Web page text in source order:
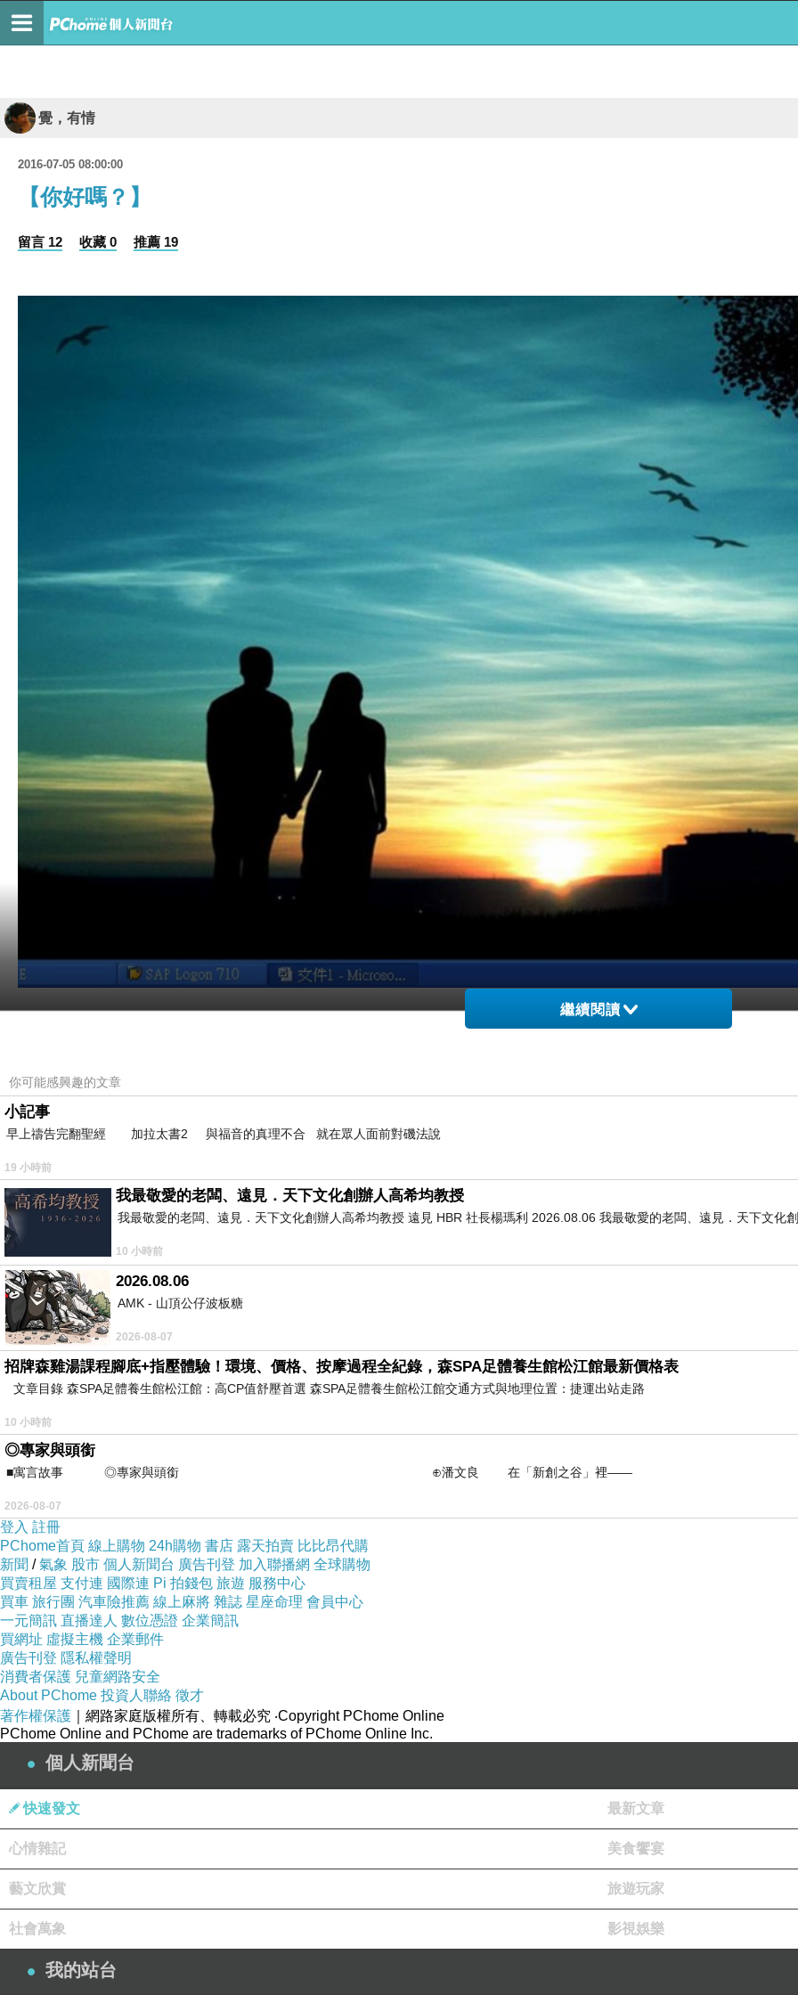
覺，有情
2016-07-05 08:00:00
【你好嗎？】
留言 12 收藏 0 推薦 19
你好嗎？
這是對過去的你的問候
你當然一言難盡，就像我難盡的一言
你好嗎意思是：希望你一切都好！
你好嗎是，即使無緣也對你關懷
你好嗎是，我並不太好但還過得去
我們的過去都得過去，我們的未來沒有交集
現在的我們，只能好好的過
我們的千言萬語，也只剩
你好嗎？
你也只能這麼敲著我記憶的鎖
那些年我們都好得不得了
只是你的問候和我的牽著手走回愛情或傷痛
一切都會好的，我們四目交接之後又成陌路
我們都心知肚明，相信只能這樣才會好。
這樣錯過的悔恨，這一生
絕不會再發生…
上一篇： 椅子詩64
下一篇：椅子詩65
繼續閱讀
你可能感興趣的文章
小記事
早上禱告完翻聖經 加拉太書2 與福音的真理不合 就在眾人面前對磯法說
19 小時前
我最敬愛的老闆、遠見．天下文化創辦人高希均教授
我最敬愛的老闆、遠見．天下文化創辦人高希均教授 遠見 HBR 社長楊瑪利 2026.08.06 我最敬愛的老闆、遠見．天下文化
10 小時前
2026.08.06
AMK - 山頂公仔波板糖
2026-08-07
招牌森雞湯課程腳底+指壓體驗！環境、價格、按摩過程全紀錄，森SPA足體養生館松江館最新價格表
文章目錄 森SPA足體養生館松江館：高CP值舒壓首選 森SPA足體養生館松江館交通方式與地理位置：捷運出站走路
10 小時前
◎專家與頭銜
■寓言故事 ◎專家與頭銜 ⊕潘文良 在「新創之谷」裡——
2026-08-07
登入 註冊
PChome首頁 線上購物 24h購物 書店 露天拍賣 比比昂代購
新聞 /氣象 股市 個人新聞台 廣告刊登 加入聯播網 全球購物
買賣租屋 支付連 國際連 Pi 拍錢包 旅遊 服務中心
買車 旅行團 汽車險推薦 線上麻將 雜誌 星座命理 會員中心
一元簡訊 直播達人 數位憑證 企業簡訊
買網址 虛擬主機 企業郵件
廣告刊登 隱私權聲明
消費者保護 兒童網路安全
About PChome 投資人聯絡 徵才
著作權保護 ｜網路家庭版權所有、轉載必究 ‧Copyright PChome Online
PChome Online and PChome are trademarks of PChome Online Inc.
個人新聞台
快速發文 最新文章
心情雜記 美食饗宴
藝文欣賞 旅遊玩家
社會萬象 影視娛樂
我的站台